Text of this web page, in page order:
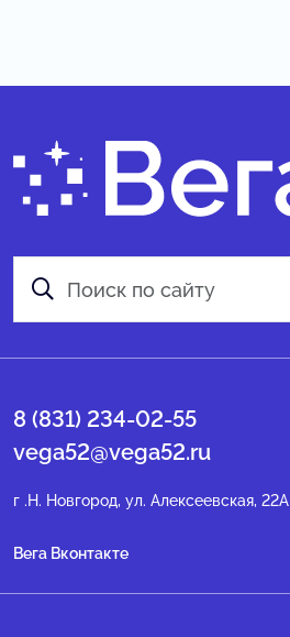
8 (831) 234-02-55
vega52@vega52.ru
г .Н. Новгород, ул. Алексеевская, 22А
Вега Вконтакте